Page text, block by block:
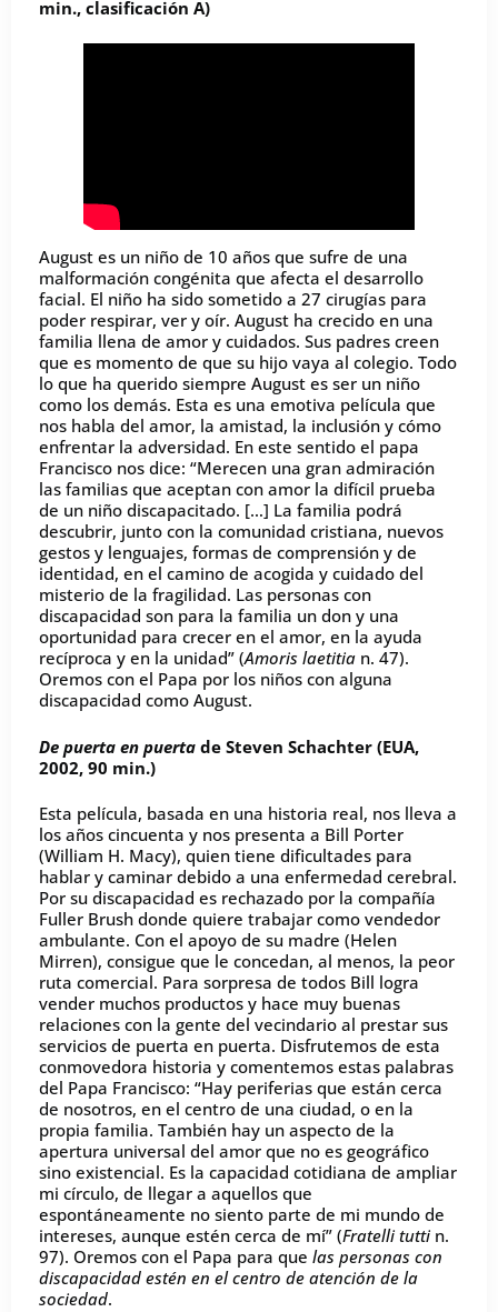
min., clasificación A)
August es un niño de 10 años que sufre de una
malformación congénita que afecta el desarrollo
facial. El niño ha sido sometido a 27 cirugías para
poder respirar, ver y oír. August ha crecido en una
familia llena de amor y cuidados. Sus padres creen
que es momento de que su hijo vaya al colegio. Todo
lo que ha querido siempre August es ser un niño
como los demás. Esta es una emotiva película que
nos habla del amor, la amistad, la inclusión y cómo
enfrentar la adversidad. En este sentido el papa
Francisco nos dice: “Merecen una gran admiración
las familias que aceptan con amor la difícil prueba
de un niño discapacitado. […] La familia podrá
descubrir, junto con la comunidad cristiana, nuevos
gestos y lenguajes, formas de comprensión y de
identidad, en el camino de acogida y cuidado del
misterio de la fragilidad. Las personas con
discapacidad son para la familia un don y una
oportunidad para crecer en el amor, en la ayuda
recíproca y en la unidad” (Amoris laetitia n. 47).
Oremos con el Papa por los niños con alguna
discapacidad como August.
De puerta en puerta de Steven Schachter (EUA,
2002, 90 min.)
Esta película, basada en una historia real, nos lleva a
los años cincuenta y nos presenta a Bill Porter
(William H. Macy), quien tiene dificultades para
hablar y caminar debido a una enfermedad cerebral.
Por su discapacidad es rechazado por la compañía
Fuller Brush donde quiere trabajar como vendedor
ambulante. Con el apoyo de su madre (Helen
Mirren), consigue que le concedan, al menos, la peor
ruta comercial. Para sorpresa de todos Bill logra
vender muchos productos y hace muy buenas
relaciones con la gente del vecindario al prestar sus
servicios de puerta en puerta. Disfrutemos de esta
conmovedora historia y comentemos estas palabras
del Papa Francisco: “Hay periferias que están cerca
de nosotros, en el centro de una ciudad, o en la
propia familia. También hay un aspecto de la
apertura universal del amor que no es geográfico
sino existencial. Es la capacidad cotidiana de ampliar
mi círculo, de llegar a aquellos que
espontáneamente no siento parte de mi mundo de
intereses, aunque estén cerca de mí” (Fratelli tutti n.
97). Oremos con el Papa para que las personas con
discapacidad estén en el centro de atención de la
sociedad.